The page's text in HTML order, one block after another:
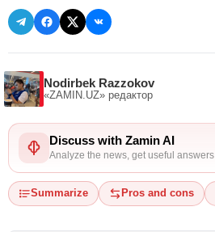
Nodirbek Razzokov
«ZAMIN.UZ» редактор
Discuss with Zamin AI
Analyze the news, get useful answers
Summarize Pros and cons